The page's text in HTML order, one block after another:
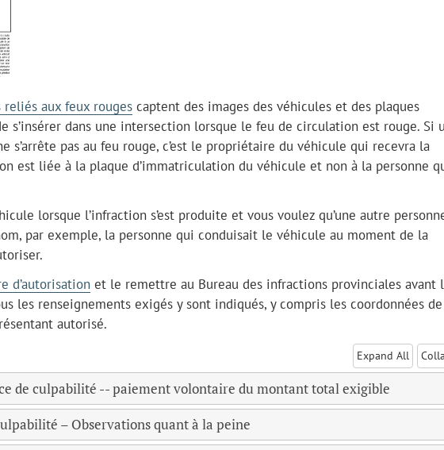
aux feux rouges captent des images des véhicules et des plaques
s’insérer dans une intersection lorsque le feu de circulation est rouge. Si
s’arrête pas au feu rouge, c’est le propriétaire du véhicule qui recevra la
est liée à la plaque d’immatriculation du véhicule et non à la personne
lorsque l’infraction s’est produite et vous voulez qu’une autre
par exemple, la personne qui conduisait le véhicule au moment de la
d’autorisation et le remettre au Bureau des infractions provinciales avant
les renseignements exigés y sont indiqués, y compris les coordonnées
autorisé.
Expand All
de culpabilité -- paiement volontaire du montant total exigible
– Observations quant à la peine